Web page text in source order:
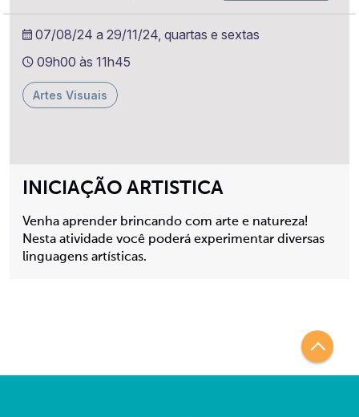
INICIAÇÃO ARTISTICA
Venha aprender brincando com arte e natureza!
Nesta atividade você poderá experimentar diversas
linguagens artísticas.
07/08/24 a 29/11/24, quartas e sextas
09h00 às 11h45
Artes Visuais